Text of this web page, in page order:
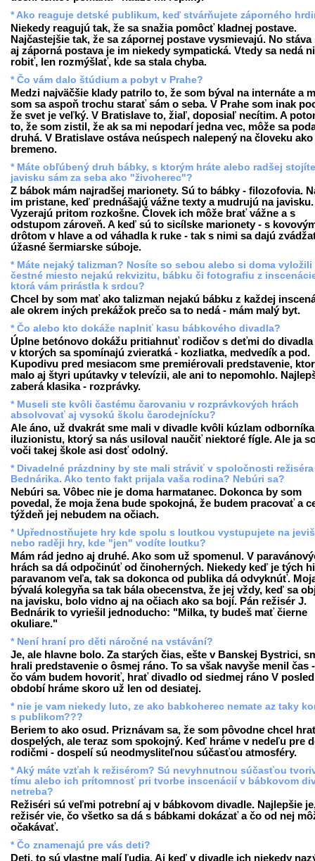
* Ako reaguje detské publikum, keď stvárňujete záporného
Niekedy reagujú tak, že sa snažia pomôcť kladnej postave.
Najčastejšie tak, že sa zápornej postave vysmievajú. No stáva
aj záporná postava je im niekedy sympatická. Vtedy sa nedá
robiť, len rozmýšlať, kde sa stala chyba.
* Čo vám dalo štúdium a pobyt v Prahe?
Medzi najväčšie klady patrilo to, že som býval na internáte a
som sa aspoň trochu starať sám o seba. V Prahe som inak
že svet je veľký. V Bratislave to, žiaľ, doposiaľ necítim. A
to, že som zistil, že ak sa mi nepodarí jedna vec, môže sa
druhá. V Bratislave ostáva neúspech nalepený na človeku ako
bremeno.
* Máte obľúbený druh bábky, s ktorým hráte alebo radšej
javisku sám za seba ako "živoherec"?
Z bábok mám najradšej marionety. Sú to bábky - filozofovia.
im pristane, keď prednášajú vážne texty a mudrujú na javisku.
Vyzerajú pritom rozkošne. Človek ich môže brať vážne a s
odstupom zároveň. A keď sú to sicílske marionety - s
drôtom v hlave a od váhadla k ruke - tak s nimi sa dajú
úžasné šermiarske súboje.
* Máte nejaký talizman? Nosíte so sebou alebo si doma vyložili
čestné miesto nejakú rekvizitu, bábku či fotografiu z
ktorá vám prirástla k srdcu?
Chcel by som mať ako talizman nejakú bábku z každej
ale okrem iných prekážok prečo sa to nedá - mám malý byt.
* Čo alebo kto dokáže naplniť kasu bábkového divadla?
Úplne betónovo dokážu pritiahnuť rodičov s deťmi do
v ktorých sa spomínajú zvieratká - kozliatka, medvedík a pod.
Kupodivu pred mesiacom sme premiérovali predstavenie,
malo aj štyri upútavky v televízii, ale ani to nepomohlo.
zaberá klasika - rozprávky.
* Museli ste kvôli častému čarovaniu v rozprávkových hrách
absolvovať aj vysokú školu čarodejnícku?
Ale áno, už dvakrát sme mali v divadle kvôli kúzlam odborníka
iluzionistu, ktorý sa nás usiloval naučiť niektoré fígle. Ale ja
voči takej škole asi dosť odolný.
* Divadelné prázdniny by ste mali stráviť v spoločnosti režiséra
Bednárika. Ako tento fakt prijala vaša rodina? Nebúri sa?
Nebúri sa. Vôbec nie je doma harmatanec. Dokonca by som
povedal, že moja žena bude spokojná, že budem pracovať a
týždeň jej nebudem na očiach.
* Upřednostňujete hry kde spolu s loutkou vystupujete na
nebo raději hry, kde "jen" vodíte loutku?
Mám rád jedno aj druhé. Ako som už spomenul. V
hrách sa dá odpočinúť od činoherných. Niekedy keď je tých
paravanom veľa, tak sa dokonca od publika dá odvyknúť.
bývalá kolegyňa sa tak bála obecenstva, že jej vždy, keď sa
na javisku, bolo vidno aj na očiach ako sa bojí. Pán režisér J.
Bednárik to vyriešil jednoducho: "Milka, ty budeš mať čierne
okuliare."
* Není hraní pro děti náročné na vstávání?
Je, ale hlavne bolo. Za starých čias, ešte v Banskej Bystrici,
hrali predstavenie o ôsmej ráno. To sa však navyše menil čas
čo vám budem hovoriť, hrať divadlo od siedmej ráno V
období hráme skoro už len od desiatej.
* nie je vam niekedy luto, ze ako babkoherec nemate az taky
s publikom???
Beriem to ako osud. Priznávam sa, že som pôvodne chcel
dospelých, ale teraz som spokojný. Keď hráme v nedeľu pre
rodičmi - dospelí sú neodmysliteľnou súčasťou atmosféry.
* Aký máte vzťah k režisérom? Sú nevyhnutnou súčasťou
tímu alebo ich prítomnosť pri tvorbe inscenácií v bábkovom
netreba?
Režiséri sú veľmi potrební aj v bábkovom divadle. Najlepšie
režisér vie, čo všetko sa dá s bábkami dokázať a čo od nej
očakávať.
* Čo znamenajú pre vás deti?
Deti, to sú vlastne malí ľudia. Aj keď v divadle ich niekedy